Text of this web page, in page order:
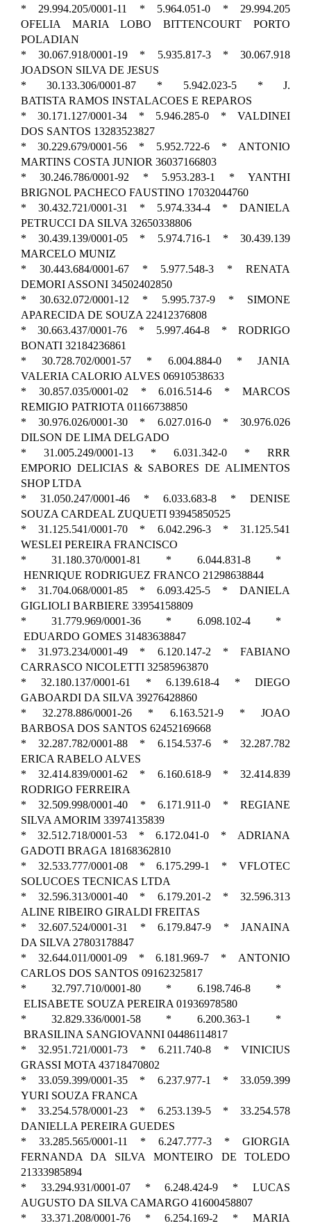
* 29.994.205/0001-11 * 5.964.051-0 * 29.994.205
OFELIA MARIA LOBO BITTENCOURT PORTO
POLADIAN
* 30.067.918/0001-19 * 5.935.817-3 * 30.067.918
JOADSON SILVA DE JESUS
* 30.133.306/0001-87 * 5.942.023-5 * J.
BATISTA RAMOS INSTALACOES E REPAROS
* 30.171.127/0001-34 * 5.946.285-0 * VALDINEI
DOS SANTOS 13283523827
* 30.229.679/0001-56 * 5.952.722-6 * ANTONIO
MARTINS COSTA JUNIOR 36037166803
* 30.246.786/0001-92 * 5.953.283-1 * YANTHI
BRIGNOL PACHECO FAUSTINO 17032044760
* 30.432.721/0001-31 * 5.974.334-4 * DANIELA
PETRUCCI DA SILVA 32650338806
* 30.439.139/0001-05 * 5.974.716-1 * 30.439.139
MARCELO MUNIZ
* 30.443.684/0001-67 * 5.977.548-3 * RENATA
DEMORI ASSONI 34502402850
* 30.632.072/0001-12 * 5.995.737-9 * SIMONE
APARECIDA DE SOUZA 22412376808
* 30.663.437/0001-76 * 5.997.464-8 * RODRIGO
BONATI 32184236861
* 30.728.702/0001-57 * 6.004.884-0 * JANIA
VALERIA CALORIO ALVES 06910538633
* 30.857.035/0001-02 * 6.016.514-6 * MARCOS
REMIGIO PATRIOTA 01166738850
* 30.976.026/0001-30 * 6.027.016-0 * 30.976.026
DILSON DE LIMA DELGADO
* 31.005.249/0001-13 * 6.031.342-0 * RRR
EMPORIO DELICIAS & SABORES DE ALIMENTOS
SHOP LTDA
* 31.050.247/0001-46 * 6.033.683-8 * DENISE
SOUZA CARDEAL ZUQUETI 93945850525
* 31.125.541/0001-70 * 6.042.296-3 * 31.125.541
WESLEI PEREIRA FRANCISCO
* 31.180.370/0001-81 * 6.044.831-8 *
HENRIQUE RODRIGUEZ FRANCO 21298638844
* 31.704.068/0001-85 * 6.093.425-5 * DANIELA
GIGLIOLI BARBIERE 33954158809
* 31.779.969/0001-36 * 6.098.102-4 *
EDUARDO GOMES 31483638847
* 31.973.234/0001-49 * 6.120.147-2 * FABIANO
CARRASCO NICOLETTI 32585963870
* 32.180.137/0001-61 * 6.139.618-4 * DIEGO
GABOARDI DA SILVA 39276428860
* 32.278.886/0001-26 * 6.163.521-9 * JOAO
BARBOSA DOS SANTOS 62452169668
* 32.287.782/0001-88 * 6.154.537-6 * 32.287.782
ERICA RABELO ALVES
* 32.414.839/0001-62 * 6.160.618-9 * 32.414.839
RODRIGO FERREIRA
* 32.509.998/0001-40 * 6.171.911-0 * REGIANE
SILVA AMORIM 33974135839
* 32.512.718/0001-53 * 6.172.041-0 * ADRIANA
GADOTI BRAGA 18168362810
* 32.533.777/0001-08 * 6.175.299-1 * VFLOTEC
SOLUCOES TECNICAS LTDA
* 32.596.313/0001-40 * 6.179.201-2 * 32.596.313
ALINE RIBEIRO GIRALDI FREITAS
* 32.607.524/0001-31 * 6.179.847-9 * JANAINA
DA SILVA 27803178847
* 32.644.011/0001-09 * 6.181.969-7 * ANTONIO
CARLOS DOS SANTOS 09162325817
* 32.797.710/0001-80 * 6.198.746-8 *
ELISABETE SOUZA PEREIRA 01936978580
* 32.829.336/0001-58 * 6.200.363-1 *
BRASILINA SANGIOVANNI 04486114817
* 32.951.721/0001-73 * 6.211.740-8 * VINICIUS
GRASSI MOTA 43718470802
* 33.059.399/0001-35 * 6.237.977-1 * 33.059.399
YURI SOUZA FRANCA
* 33.254.578/0001-23 * 6.253.139-5 * 33.254.578
DANIELLA PEREIRA GUEDES
* 33.285.565/0001-11 * 6.247.777-3 * GIORGIA
FERNANDA DA SILVA MONTEIRO DE TOLEDO
21333985894
* 33.294.931/0001-07 * 6.248.424-9 * LUCAS
AUGUSTO DA SILVA CAMARGO 41600458807
* 33.371.208/0001-76 * 6.254.169-2 * MARIA